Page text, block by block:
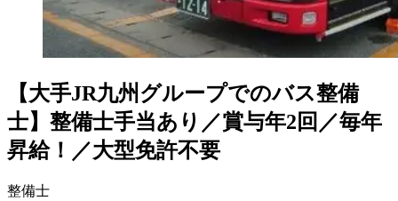
【大手JR九州グループでのバス整備
士】整備士手当あり／賞与年2回／毎年
昇給！／大型免許不要
整備士